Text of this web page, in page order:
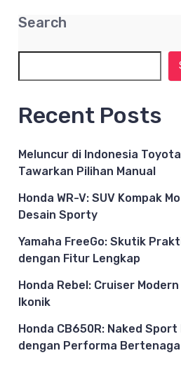
Search
Recent Posts
Meluncur di Indonesia
Tawarkan Pilihan Manual
Honda WR-V: SUV Kompak
Desain Sporty
Yamaha FreeGo: Skutik
dengan Fitur Lengkap
Honda Rebel: Cruiser
Ikonik
Honda CB650R: Naked Sport
dengan Performa Bertenaga